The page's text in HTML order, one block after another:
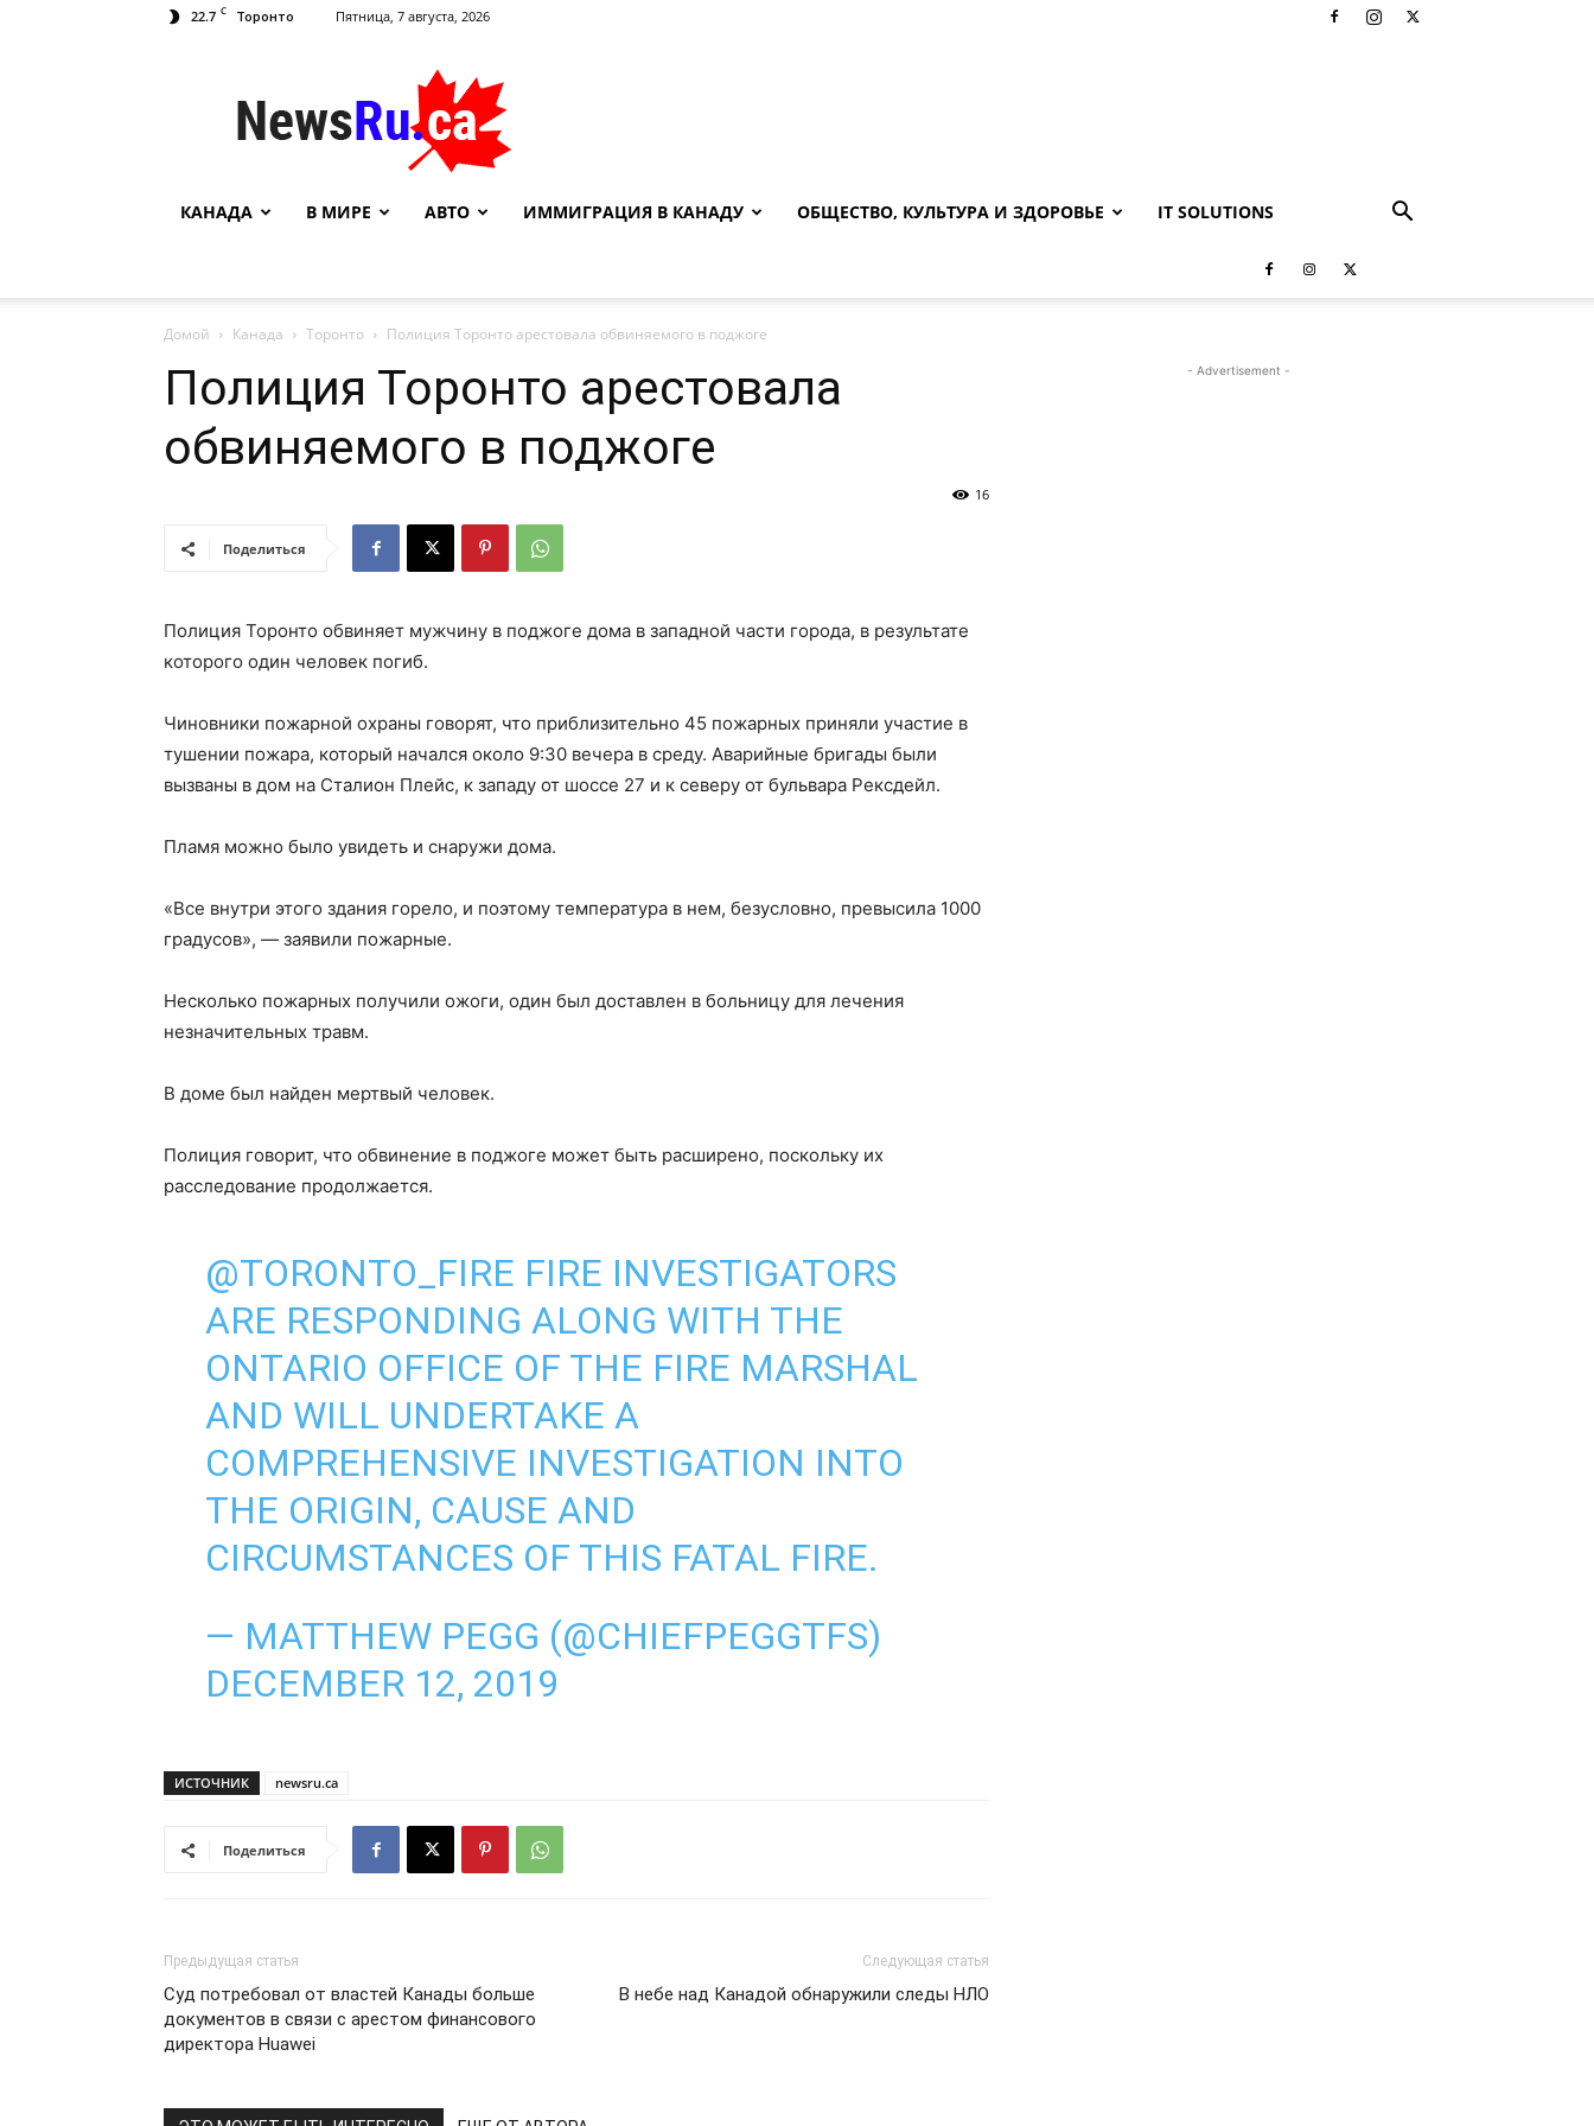
22.7 C Торонто Пятница, 7 августа, 2026
NewsRu.Ca
КАНАДА В МИРЕ АВТО ИММИГРАЦИЯ В КАНАДУ ОБЩЕСТВО, КУЛЬТУРА И ЗДОРОВЬЕ IT SOLUTIONS
Домой Канада Торонто Полиция Торонто арестовала обвиняемого в поджоге
Полиция Торонто арестовала
обвиняемого в поджоге
16
Поделиться
Полиция Торонто обвиняет мужчину в поджоге дома в западной части города, в результате
которого один человек погиб.
Чиновники пожарной охраны говорят, что приблизительно 45 пожарных приняли участие в
тушении пожара, который начался около 9:30 вечера в среду. Аварийные бригады были
вызваны в дом на Сталион Плейс, к западу от шоссе 27 и к северу от бульвара Рексдейл.
Пламя можно было увидеть и снаружи дома.
«Все внутри этого здания горело, и поэтому температура в нем, безусловно, превысила 1000
градусов», — заявили пожарные.
Несколько пожарных получили ожоги, один был доставлен в больницу для лечения
незначительных травм.
В доме был найден мертвый человек.
Полиция говорит, что обвинение в поджоге может быть расширено, поскольку их
расследование продолжается.
@TORONTO_FIRE FIRE INVESTIGATORS
ARE RESPONDING ALONG WITH THE
ONTARIO OFFICE OF THE FIRE MARSHAL
AND WILL UNDERTAKE A
COMPREHENSIVE INVESTIGATION INTO
THE ORIGIN, CAUSE AND
CIRCUMSTANCES OF THIS FATAL FIRE.
— MATTHEW PEGG (@CHIEFPEGGTFS)
DECEMBER 12, 2019
ИСТОЧНИК newsru.ca
Поделиться
Предыдущая статья
Суд потребовал от властей Канады больше
документов в связи с арестом финансового
директора Huawei
Следующая статья
В небе над Канадой обнаружили следы НЛО
- Advertisement -